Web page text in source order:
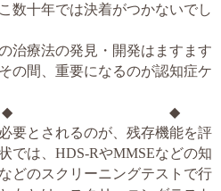
数十年では決着がつかないでし
治療法の発見・開発はますます
の間、重要になるのが認知症ケ
◆
要とされるのが、残存機能を評
では、
HDS-RやMMSEなどの知
どのスクリーニングテストで行